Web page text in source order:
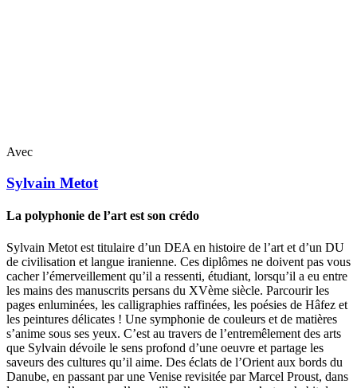
Avec
Sylvain Metot
La polyphonie de l’art est son crédo
Sylvain Metot est titulaire d’un DEA en histoire de l’art et d’un DU
de civilisation et langue iranienne. Ces diplômes ne doivent pas vous
cacher l’émerveillement qu’il a ressenti, étudiant, lorsqu’il a eu entre
les mains des manuscrits persans du XVème siècle. Parcourir les
pages enluminées, les calligraphies raffinées, les poésies de Hâfez et
les peintures délicates ! Une symphonie de couleurs et de matières
s’anime sous ses yeux. C’est au travers de l’entremêlement des arts
que Sylvain dévoile le sens profond d’une oeuvre et partage les
saveurs des cultures qu’il aime. Des éclats de l’Orient aux bords du
Danube, en passant par une Venise revisitée par Marcel Proust, dans